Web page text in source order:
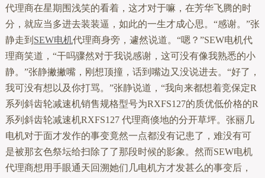
代理商在星期围浅笑的看着，这才对于嘛，在芳华飞腾的时
分，就应当多进去装装逼，如此的一生才成心思。“感谢。”张
静走到 SEW电机代理商身旁，遽然说道。“嗯？”SEW电机代
理商笑道，“干吗骤然对于我说感谢，这可没有像我熟悉的小
静。”张静撇撇嘴，刚想顶撞，话到嘴边又没说进去。“好了，
我可没有想以及你打骂。”张静说道，“我向来都想着竞保定R
系列斜齿轮减速机销售规格型号为RXFS127的质优低价格的R
系列斜齿轮减速机RXFS127 代理商倏地的分开草坪。张丽几
电机对于面才发作的事变竟然一点都没有记患了，难没有可
是被那玄色祭坛给扫除了了那段时候的影象。然而SEW电机
代理商想用手眼通天回溯她们几电机方才发甚么的事变后，